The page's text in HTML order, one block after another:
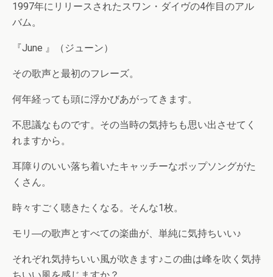
1997年にリリースされたスワン・ダイヴの4作目のアル
バム。
『June 』（ジューン）
その歌声と最初のフレーズ。
何年経っても頭に浮かびあがってきます。
不思議なものです。その当時の気持ちも思い出させてく
れますから。
耳障りのいい落ち着いたキャッチーなポップソングがた
くさん。
時々すごく聴きたくなる。そんな1枚。
モリ―の歌声とすべての楽曲が、単純に気持ちいい♪
それぞれ気持ちいい風が吹きます♪この曲は峰を吹く気持